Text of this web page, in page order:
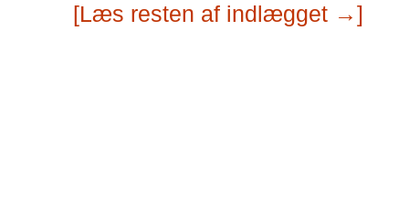
[Læs resten af indlægget →]